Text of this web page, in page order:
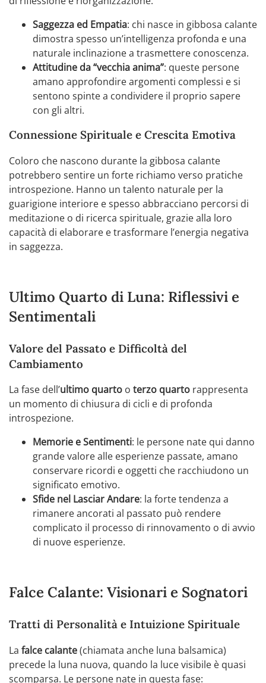
Saggezza ed Empatia: chi nasce in gibbosa calante
dimostra spesso un’intelligenza profonda e una
naturale inclinazione a trasmettere conoscenza.
Attitudine da “vecchia anima”: queste persone
amano approfondire argomenti complessi e si
sentono spinte a condividere il proprio sapere
con gli altri.
Connessione Spirituale e Crescita Emotiva
Coloro che nascono durante la gibbosa calante
potrebbero sentire un forte richiamo verso pratiche
introspezione. Hanno un talento naturale per la
guarigione interiore e spesso abbracciano percorsi di
meditazione o di ricerca spirituale, grazie alla loro
capacità di elaborare e trasformare l’energia negativa
in saggezza.
Ultimo Quarto di Luna: Riflessivi e
Sentimentali
Valore del Passato e Difficoltà del
Cambiamento
La fase dell’ultimo quarto o terzo quarto rappresenta
un momento di chiusura di cicli e di profonda
introspezione.
Memorie e Sentimenti: le persone nate qui danno
grande valore alle esperienze passate, amano
conservare ricordi e oggetti che racchiudono un
significato emotivo.
Sfide nel Lasciar Andare: la forte tendenza a
rimanere ancorati al passato può rendere
complicato il processo di rinnovamento o di avvio
di nuove esperienze.
Falce Calante: Visionari e Sognatori
Tratti di Personalità e Intuizione Spirituale
La falce calante(chiamata anche luna balsamica)
precede la luna nuova, quando la luce visibile è quasi
scomparsa. Le persone nate in questa fase: